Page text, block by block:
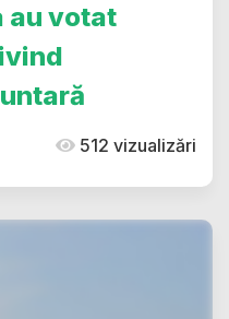
au votat
512 vizualizări